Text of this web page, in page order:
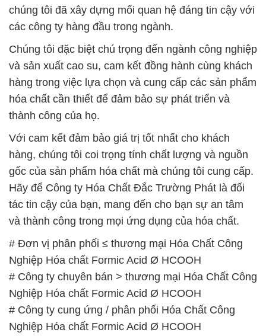
chúng tôi đã xây dựng mối quan hệ đáng tin cậy với
các công ty hàng đầu trong ngành.
Chúng tôi đặc biệt chú trọng đến ngành công nghiệp
và sản xuất cao su, cam kết đồng hành cùng khách
hàng trong việc lựa chọn và cung cấp các sản phẩm
hóa chất cần thiết để đảm bảo sự phát triển và
thành công của họ.
Với cam kết đảm bảo giá trị tốt nhất cho khách
hàng, chúng tôi coi trọng tính chất lượng và nguồn
gốc của sản phẩm hóa chất mà chúng tôi cung cấp.
Hãy để Công ty Hóa Chất Đắc Trường Phát là đối
tác tin cậy của bạn, mang đến cho bạn sự an tâm
và thành công trong mọi ứng dụng của hóa chất.
# Đơn vị phân phối ≤ thương mại Hóa Chất Công
Nghiệp Hóa chất Formic Acid Ø HCOOH
# Công ty chuyên bán > thương mại Hóa Chất Công
Nghiệp Hóa chất Formic Acid Ø HCOOH
# Công ty cung ứng / phân phối Hóa Chất Công
Nghiệp Hóa chất Formic Acid Ø HCOOH